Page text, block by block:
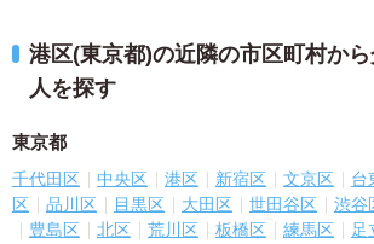
港区(東京都)の近隣の市区町村か
人を探す
東京都
千代田区 中央区 港区 新宿区 文京区 台
区
品川区 目黒区 大田区 世田谷区 渋谷
豊島区
北区 荒川区 板橋区 練馬区 足